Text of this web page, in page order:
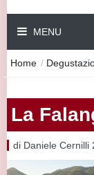
MENU
Home /
La
di Daniele Cernilli